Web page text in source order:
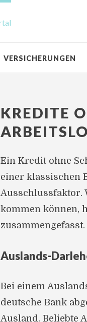
VERSICHERUNGEN
KREDITE
Ein Kredit ohne
einer klassischen
Ausschlussfaktor.
kommen können,
zusammengefasst.
Auslands-
Bei einem
deutsche Bank
Ausland. Beliebte